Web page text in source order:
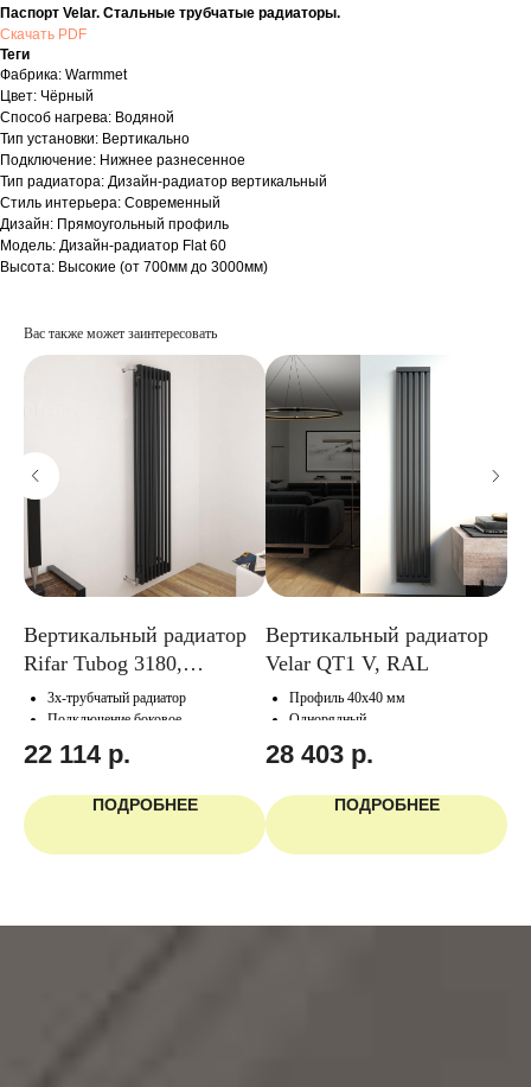
Паспорт Velar. Стальные трубчатые радиаторы.
Скачать PDF
Теги
Фабрика: Warmmet
Цвет: Чёрный
Способ нагрева: Водяной
Тип установки: Вертикально
Подключение: Нижнее разнесенное
Тип радиатора: Дизайн-радиатор вертикальный
Стиль интерьера: Современный
Дизайн: Прямоугольный профиль
Модель: Дизайн-радиатор Flat 60
Высота: Высокие (от 700мм до 3000мм)
Вас также может заинтересовать
Вертикальный радиатор
Rifar Tubog 3180,
антрацит
3х-трубчатый радиатор
Подключение боковое
22 114 р.
ПОДРОБНЕЕ
Вертикальный радиатор
Velar QT1 V, RAL
Профиль 40х40 мм
Однорядный
28 403 р.
ПОДРОБНЕЕ